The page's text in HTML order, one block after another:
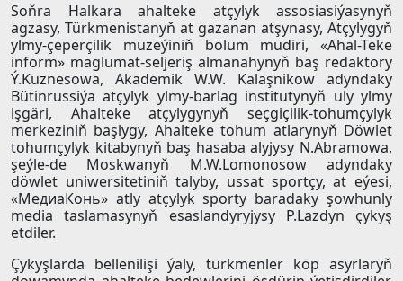
Soňra Halkara ahalteke atçylyk assosiasiýasynyň
agzasy, Türkmenistanyň at gazanan atşynasy, Atçylygyň
ylmy-çeperçilik muzeýiniň bölüm müdiri, «Ahal-Teke
inform» maglumat-seljeriş almanahynyň baş redaktory
Ý.Kuznesowa, Akademik W.W. Kalaşnikow adyndaky
Bütinrussiýa atçylyk ylmy-barlag institutynyň uly ylmy
işgäri, Ahalteke atçylygynyň seçgiçilik-tohumçylyk
merkeziniň başlygy, Ahalteke tohum atlarynyň Döwlet
tohumçylyk kitabynyň baş hasaba alyjysy N.Abramowa,
şeýle-de Moskwanyň M.W.Lomonosow adyndaky
döwlet uniwersitetiniň talyby, ussat sportçy, at eýesi,
«МедиаКонь» atly atçylyk sporty baradaky şowhunly
media taslamasynyň esaslandyryjysy P.Lazdyn çykyş
etdiler.
Çykyşlarda bellenilişi ýaly, türkmenler köp asyrlaryň